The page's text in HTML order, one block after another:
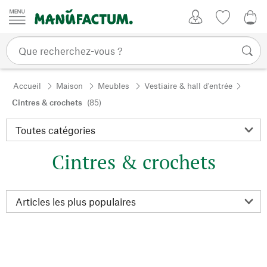
Passer au contenu
Accueil Maison Meubles
Vestiaire & hall d'entrée
Cintres & crochets (85)
Cintres & crochets